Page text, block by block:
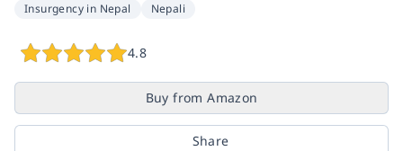
Insurgency in Nepal Nepali
4.8
Buy from Amazon
Share